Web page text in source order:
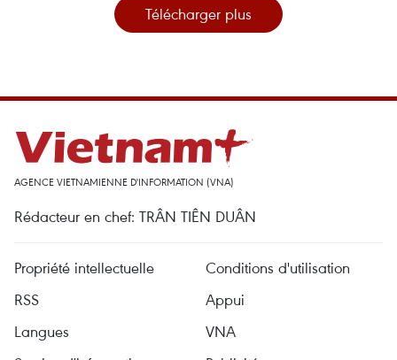
Télécharger plus
AGENCE VIETNAMIENNE D'INFORMATION (VNA)
Rédacteur en chef: TRÂN TIÊN DUÂN
Propriété intellectuelle
Conditions d'utilisation
RSS
Appui
Langues
VNA